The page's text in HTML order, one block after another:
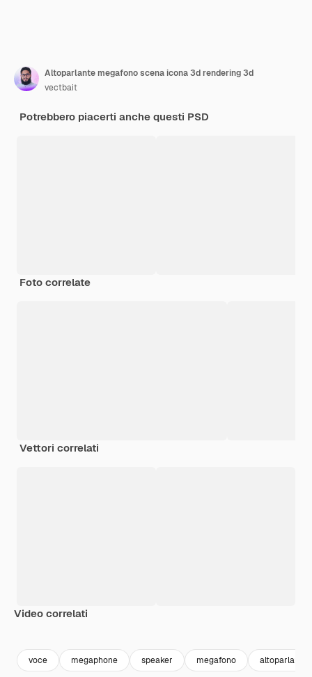
Altoparlante megafono scena icona 3d rendering 3d
vectbait
Potrebbero piacerti anche questi PSD
Foto correlate
Vettori correlati
Video correlati
voce megaphone speaker megafono altoparlante